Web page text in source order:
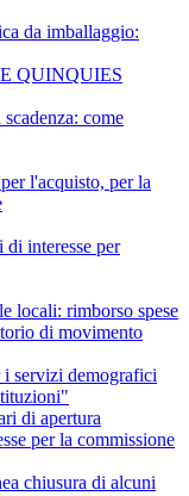
da imballaggio:
QUINQUIES
come
l'acquisto, per la
interesse per
locali: rimborso spese
di movimento
servizi demografici
di apertura
per la commissione
chiusura di alcuni